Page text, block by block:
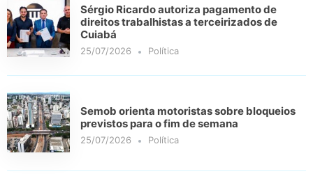
Sérgio Ricardo autoriza pagamento de
direitos trabalhistas a terceirizados de
Cuiabá
25/07/2026 Política
Semob orienta motoristas sobre bloqueios
previstos para o fim de semana
25/07/2026 Política